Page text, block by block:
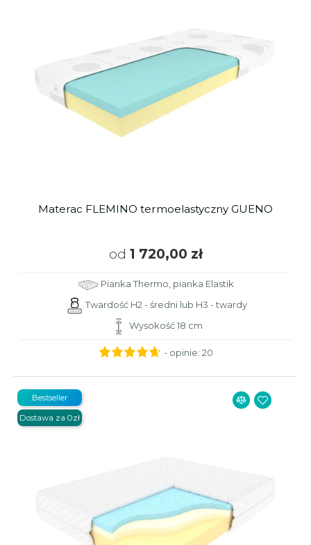
Materac FLEMINO termoelastyczny GUENO
od 1 720,00 zł
Pianka Thermo, pianka Elastik
Twardość H2 - średni lub H3 - twardy
Wysokość 18 cm
- opinie: 20
Bestseller
Dostawa za 0zł